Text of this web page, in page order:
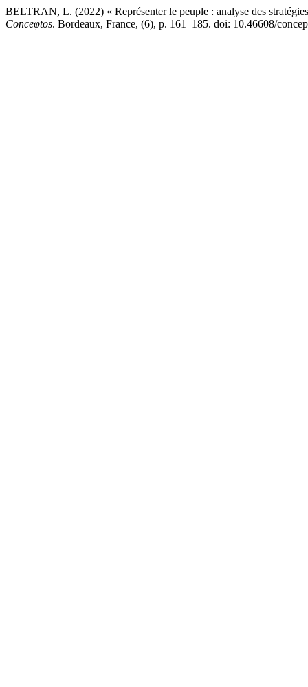
BELTRAN, L. (2022) « Représenter le peuple : analyse des
Conceφtos. Bordeaux, France, (6), p. 161–185. doi: 10.46608/